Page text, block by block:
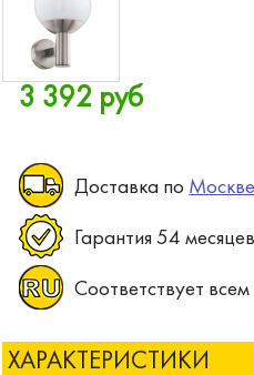
3 392 руб
Доставка по Москве
Гарантия 54 месяцев
Соответствует
ХАРАКТЕРИСТИКИ